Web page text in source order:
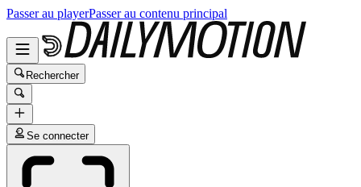
Passer au playerPasser au contenu principal
Rechercher
Se connecter